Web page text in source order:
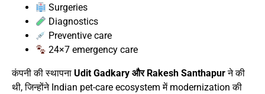
Surgeries
Diagnostics
Preventive care
24×7 emergency care
कंपनी की स्थापना Udit Gadkary और Rakesh Santhapurने की
थी, जिन्होंने Indian pet-care ecosystem में modernization की